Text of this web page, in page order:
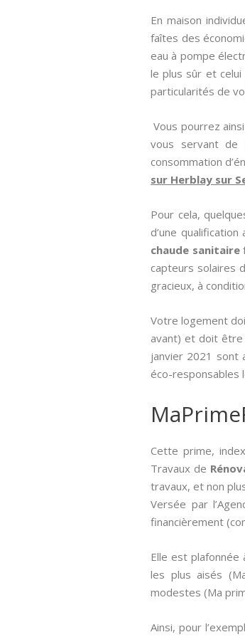
En maison
faîtes des
eau à pompe
le plus sûr et celui
particularités de
Vous pourrez
vous servant de
consommation
sur Herblay sur
Pour cela,
d’une
chaude sanitaire
capteurs solaires
gracieux, à
Votre logement
avant) et doit être
janvier 2021 sont
éco-responsables
Cette prime,
Travaux de
travaux, et non
Versée par
financièrement
Elle est
les plus aisés
modestes (Ma
Ainsi, pour